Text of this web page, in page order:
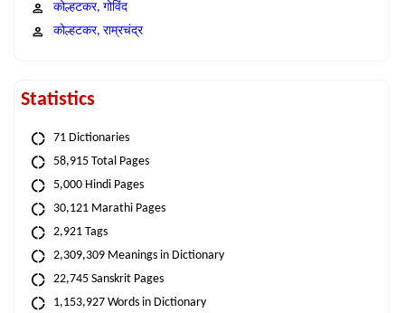
कोल्हटकर, गोविंद
कोल्हटकर, राम्रचंद्र
Statistics
71 Dictionaries
58,915 Total Pages
5,000 Hindi Pages
30,121 Marathi Pages
2,921 Tags
2,309,309 Meanings in Dictionary
22,745 Sanskrit Pages
1,153,927 Words in Dictionary